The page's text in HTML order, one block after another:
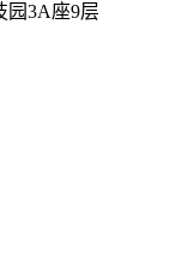
园3A座9层